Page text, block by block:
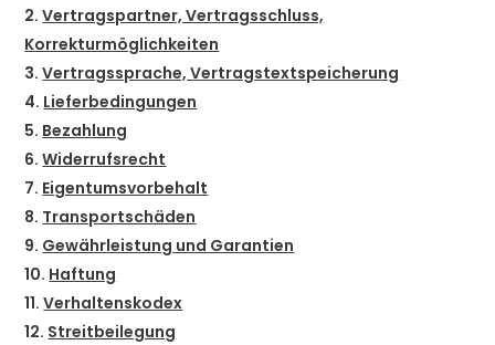
2.Vertragspartner, Vertragsschluss,
Korrekturmöglichkeiten
3.Vertragssprache, Vertragstextspeicherung
4. Lieferbedingungen
5. Bezahlung
6.Widerrufsrecht
7. Eigentumsvorbehalt
8. Transportschäden
9. Gewährleistung und Garantien
10. Haftung
11.Verhaltenskodex
12. Streitbeilegung